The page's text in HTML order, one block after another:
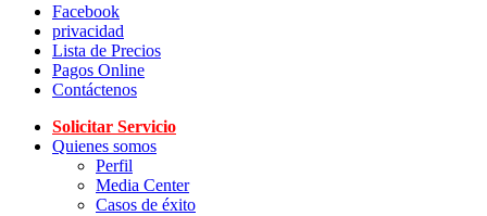
Facebook
privacidad
Lista de Precios
Pagos Online
Contáctenos
Solicitar Servicio
Quienes somos
Perfil
Media Center
Casos de éxito